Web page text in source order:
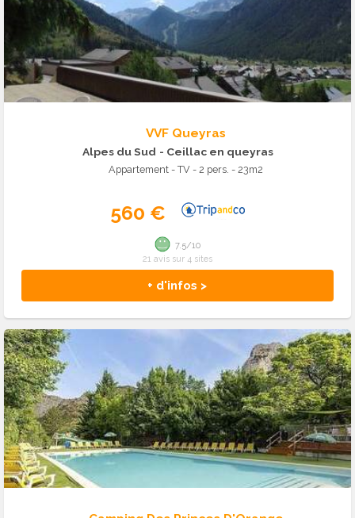
VVF Queyras
Alpes du Sud - Ceillac en queyras
Appartement - TV - 2 pers. - 23m2
560 €
+ d'infos >
7.5/10
21 avis sur 4 sites